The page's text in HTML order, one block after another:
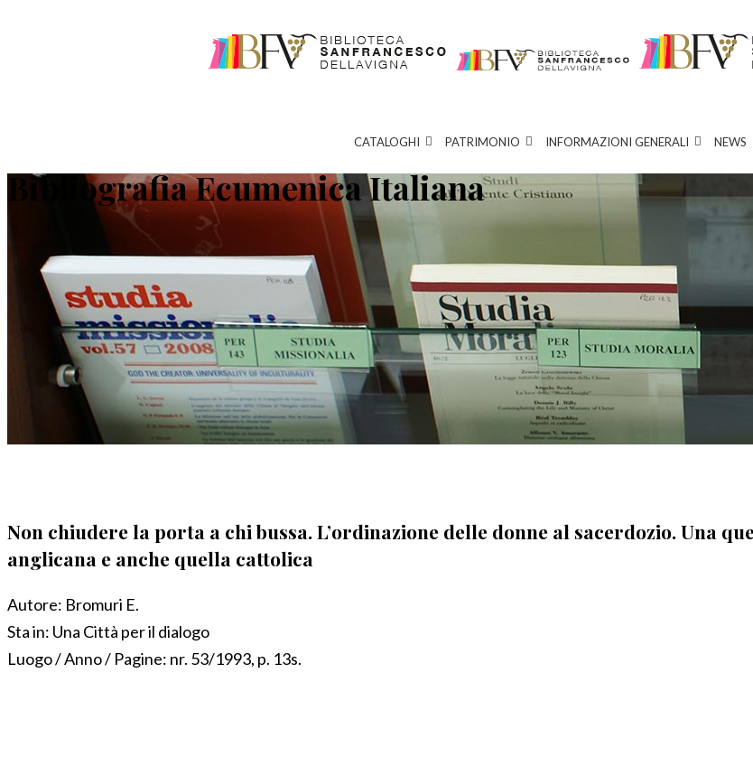
CATALOGHI PATRIMONIO INFORMAZIONI GENERALI NEWS
Bibliografia Ecumenica Italiana
Non chiudere la porta a chi bussa. L’ordinazione delle donne al sacerdozio. Una
anglicana e anche quella cattolica
Autore: Bromuri E.
Sta in: Una Città per il dialogo
Luogo / Anno / Pagine: nr. 53/1993, p. 13s.